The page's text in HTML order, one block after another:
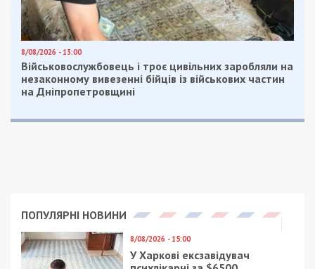
8/08/2026 - 13:00
Військовослужбовець і троє цивільних заробляли на
незаконному вивезенні бійців із військових частин
на Дніпропетровщині
ПОПУЛЯРНІ НОВИНИ
8/08/2026 - 15:00
У Харкові ексзавідувач